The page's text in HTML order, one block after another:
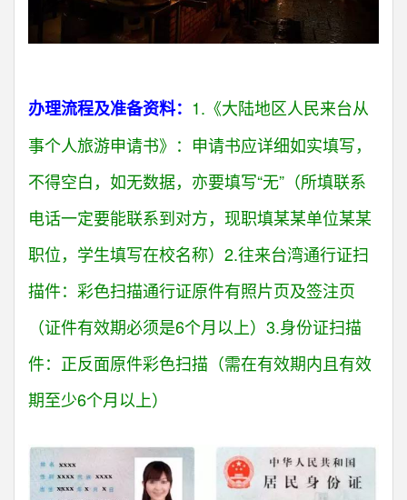
办理流程及准备资料： 1.《大陆地区人民来台从
事个人旅游申请书》：申请书应详细如实填写，
不得空白，如无数据，亦要填写“无”（所填联系
电话一定要能联系到对方，现职填某某单位某某
职位，学生填写在校名称） 2.往来台湾通行证扫
描件：彩色扫描通行证原件有照片页及签注页
（证件有效期必须是6个月以上） 3.身份证扫描
件：正反面原件彩色扫描（需在有效期内且有效
期至少6个月以上）